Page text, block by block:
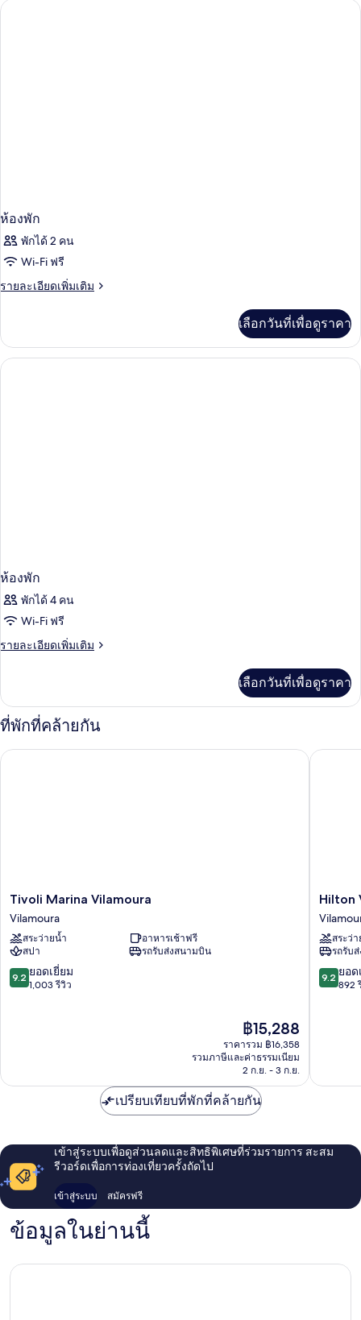
ห้อง
ห้องพัก
พักได้ 2 คน
Wi-Fi ฟรี
รายละเอียดเพิ่มเติม
ราย
เกี่ยว
กับ
ห้อง
เลือกวันที่เพื่อดูราคา
ห้องพัก
พักได้ 4 คน
Wi-Fi ฟรี
รายละเอียดเพิ่มเติม
ราย
เกี่ยว
กับ
ห้อง
เลือกวันที่เพื่อดูราคา
ที่พักที่คล้ายกัน
Tivoli
Marina
Vilamoura
Vilamoura
Tivoli Marina Vilamoura
Vilamoura
สระว่ายน้ำ
อาหารเช้าฟรี
สปา
รถรับส่งสนามบิน
9.2
จาก
9.2 ยอดเยี่ยม
1,003 รีวิว
ราคา
ปัจจุบัน
คือ
฿15,288
฿15,288
ราคารวม ฿16,358
รวมภาษีและค่าธรรมเนียม
2 ก.ย. - 3 ก.ย.
Tivoli Marina Vilamoura
Hilton
As
Cascatas
Golf
Resort
&
Hilton
สระว่
รถรับ
9.2
จาก
9.2 ยอด
892
Hilton
เปรียบเทียบที่พักที่คล้ายกัน
เข้าสู่ระบบเพื่อดูส่วนลดและสิทธิพิเศษที่ร่วมรายการ สะสม
รีวอร์ดเพื่อการท่องเที่ยวครั้งถัดไป
เข้าสู่ระบบ สมัครฟรี
ข้อมูลในย่านนี้